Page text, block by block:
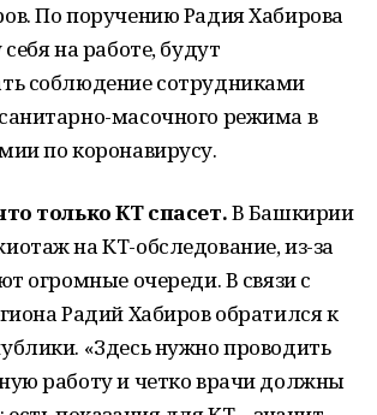
По поручению Радия Хабирова
на работе, будут
соблюдение сотрудниками
масочного режима в
по коронавирусу.
только КТ спасет.В Башкирии
на КТ-обследование, из-за
огромные очереди. В связи с
Радий Хабиров обратился к
«Здесь нужно проводить
работу и четко врачи должны